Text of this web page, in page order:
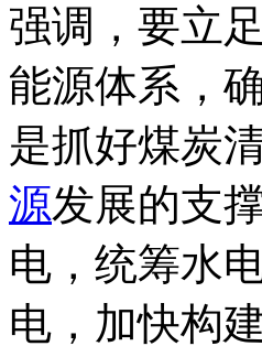
强调，要立
能源体系，
是抓好煤炭
源发展的支
电，统筹水
电，加快构